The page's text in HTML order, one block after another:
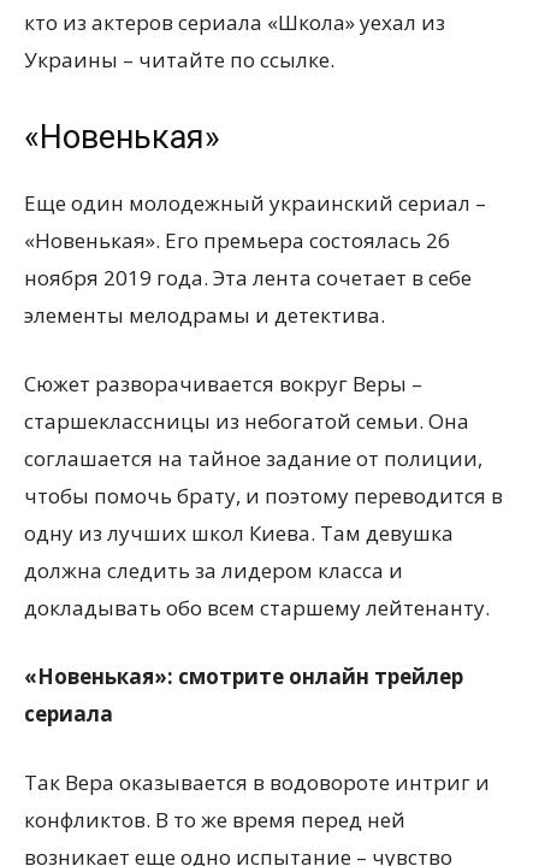
кто из актеров сериала «Школа» уехал из
Украины – читайте по ссылке.
«Новенькая»
Еще один молодежный украинский сериал –
«Новенькая». Его премьера состоялась 26
ноября 2019 года. Эта лента сочетает в себе
элементы мелодрамы и детектива.
Сюжет разворачивается вокруг Веры –
старшеклассницы из небогатой семьи. Она
соглашается на тайное задание от полиции,
чтобы помочь брату, и поэтому переводится в
одну из лучших школ Киева. Там девушка
должна следить за лидером класса и
докладывать обо всем старшему лейтенанту.
«Новенькая»: смотрите онлайн трейлер
сериала
Так Вера оказывается в водовороте интриг и
конфликтов. В то же время перед ней
возникает еще одно испытание – чувство